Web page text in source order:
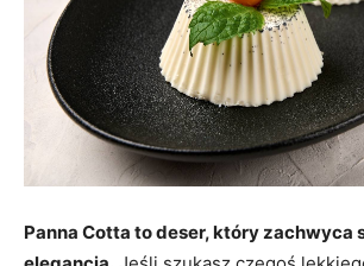
Panna Cotta to deser, który zachwyca